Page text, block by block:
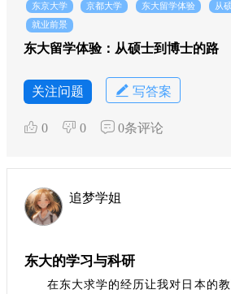
东京大学 京都大学 东大留学体验
从
就业前景
东大留学体验：从硕士到博士的路
关注问题 写答案
0 0 0条评论
追梦学姐
东大的学习与科研
在东大求学的经历让我对日本的